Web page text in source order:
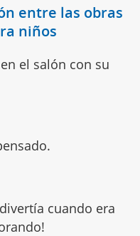
entre las obras
niños
el salón con su
cuando era